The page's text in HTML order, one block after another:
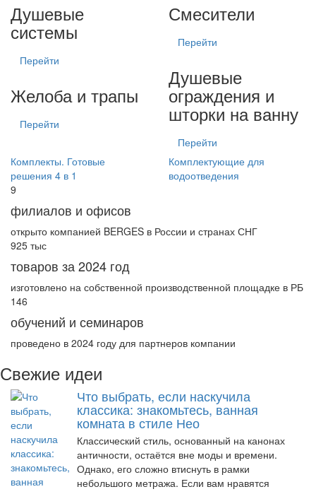
Душевые
системы
Перейти
Желоба и трапы
Перейти
Смесители
Перейти
Душевые
ограждения и
шторки на ванну
Перейти
Комплекты. Готовые
решения 4 в 1
Комплектующие для
водоотведения
9
филиалов и офисов
открыто компанией BERGES в России и странах СНГ
925 тыс
товаров за 2024 год
изготовлено на собственной производственной площадке в РБ
146
обучений и семинаров
проведено в 2024 году для партнеров компании
Свежие идеи
Что выбрать, если наскучила
классика: знакомьтесь, ванная
комната в стиле Нео
Классический стиль, основанный на канонах
античности, остаётся вне моды и времени.
Однако, его сложно втиснуть в рамки
небольшого метража. Если вам нравятся